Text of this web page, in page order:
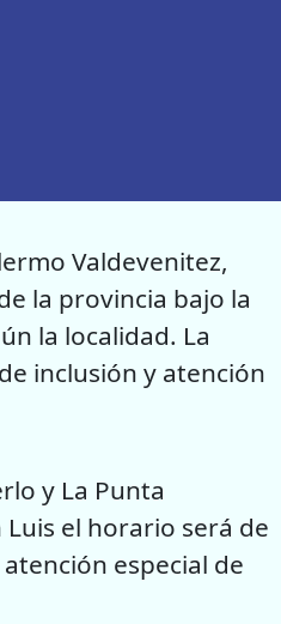
Valdevenitez,
la provincia bajo la
la localidad. La
inclusión y atención
y La Punta
el horario será de
especial de